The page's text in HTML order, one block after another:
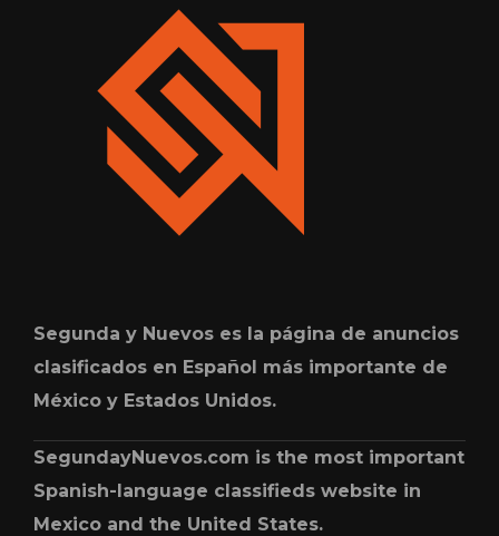
Segunda y Nuevos es la página de anuncios
clasificados en Español más importante de
México y Estados Unidos.
SegundayNuevos.com is the most important
Spanish-language classifieds website in
Mexico and the United States.